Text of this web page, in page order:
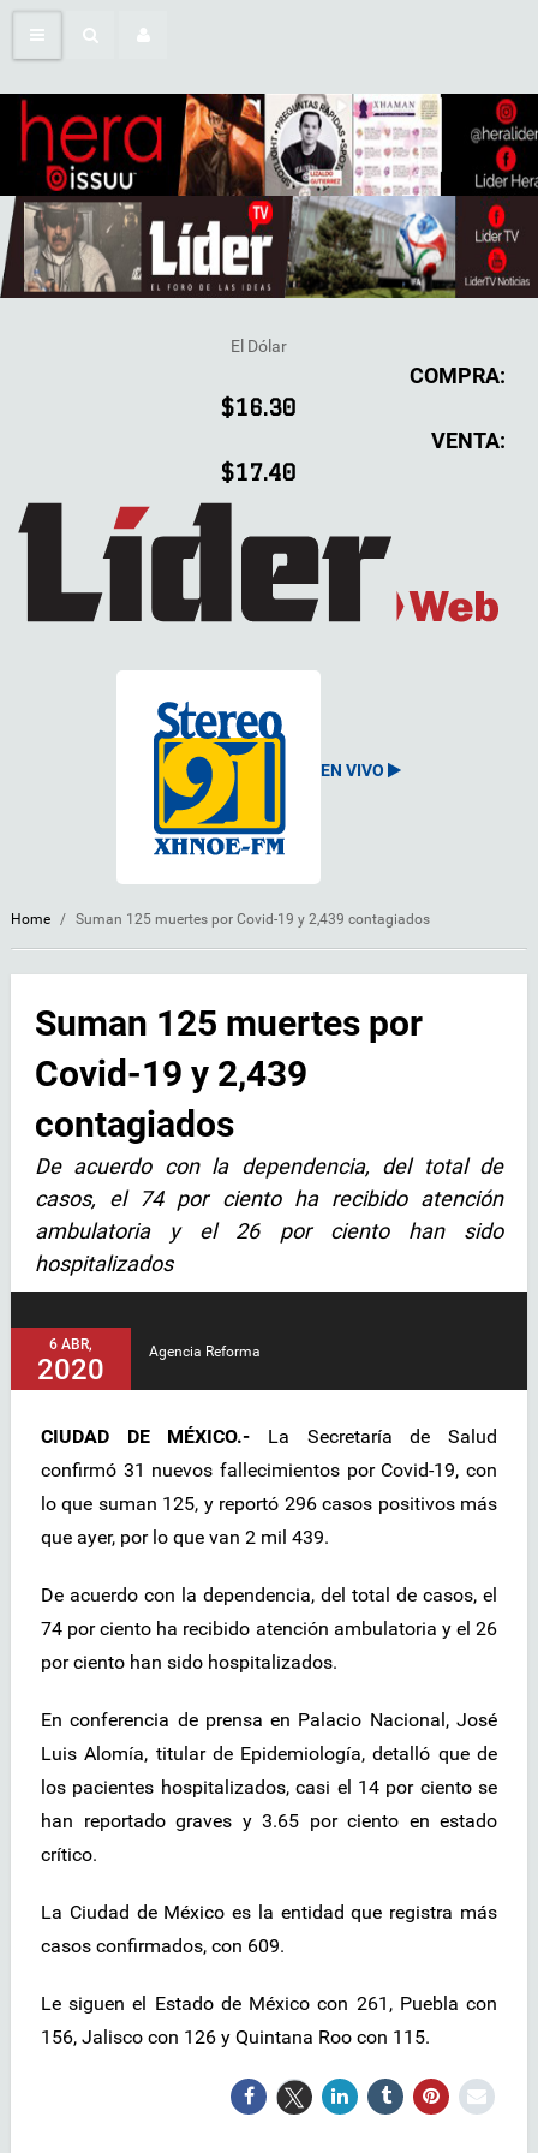
El Dólar
COMPRA:
$16.30
VENTA:
$17.40
EN VIVO
Home / Suman 125 muertes por Covid-19 y 2,439 contagiados
Suman 125 muertes por
Covid-19 y 2,439
contagiados
De acuerdo con la dependencia, del total de
casos, el 74 por ciento ha recibido atención
ambulatoria y el 26 por ciento han sido
hospitalizados
6 ABR,
2020
Agencia Reforma
CIUDAD DE MÉXICO.- La Secretaría de Salud
confirmó 31 nuevos fallecimientos por Covid-19, con
lo que suman 125, y reportó 296 casos positivos más
que ayer, por lo que van 2 mil 439.
De acuerdo con la dependencia, del total de casos, el
74 por ciento ha recibido atención ambulatoria y el 26
por ciento han sido hospitalizados.
En conferencia de prensa en Palacio Nacional, José
Luis Alomía, titular de Epidemiología, detalló que de
los pacientes hospitalizados, casi el 14 por ciento se
han reportado graves y 3.65 por ciento en estado
crítico.
La Ciudad de México es la entidad que registra más
casos confirmados, con 609.
Le siguen el Estado de México con 261, Puebla con
156, Jalisco con 126 y Quintana Roo con 115.